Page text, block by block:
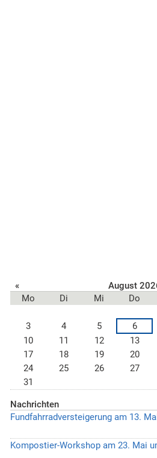
« August
Mo
Di Mi Do
3
4 5 6
10
11 12 13
17
18 19 20
24
25 26 27
31
Nachrichten
Fundfahrradversteigerung am 13.
Kompostier-Workshop am 23. Mai